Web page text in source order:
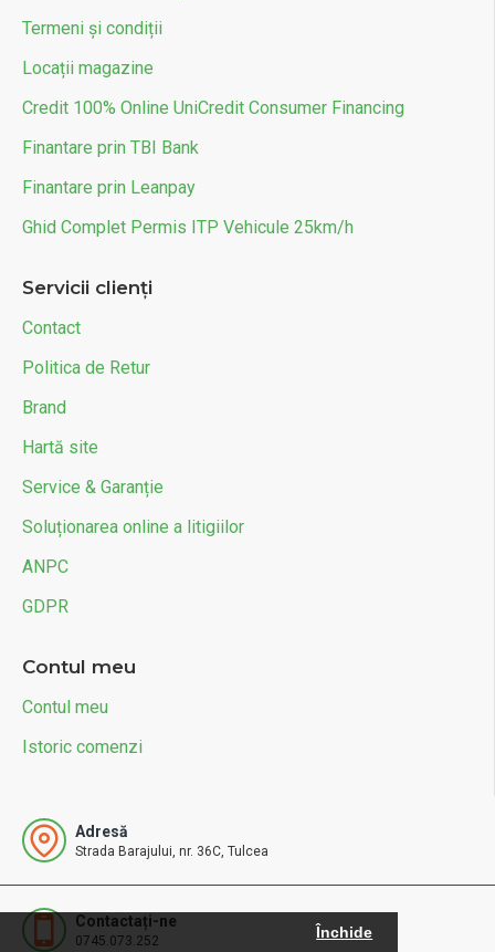
Închide
Termeni și condiții
Locații magazine
Credit 100% Online UniCredit Consumer Financing
Finantare prin TBI Bank
Finantare prin Leanpay
Ghid Complet Permis ITP Vehicule 25km/h
Servicii clienți
Contact
Politica de Retur
Brand
Hartă site
Service & Garanție
Soluționarea online a litigiilor
ANPC
GDPR
Contul meu
Contul meu
Istoric comenzi
Adresă
Strada Barajului, nr. 36C, Tulcea
Contactați-ne
0745.073.252